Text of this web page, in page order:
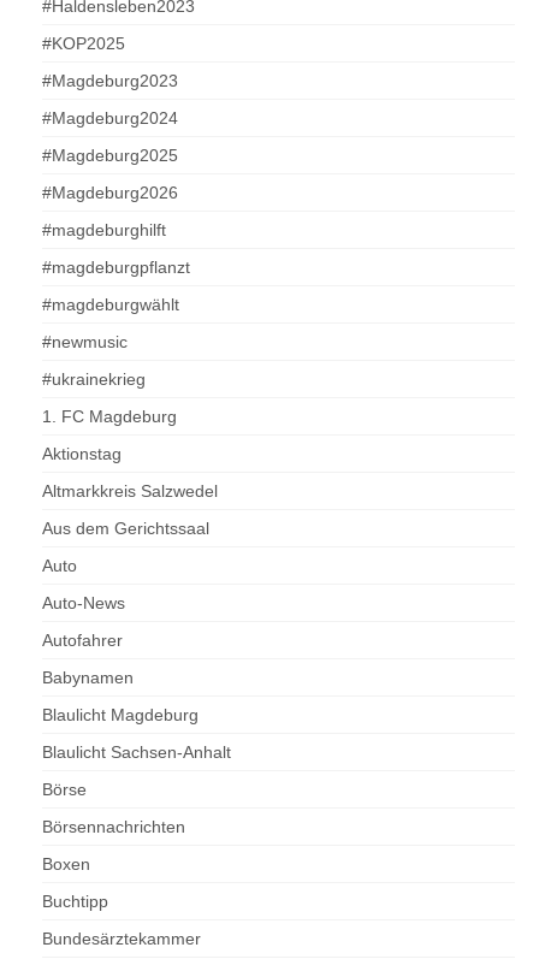
#Haldensleben2023
#KOP2025
#Magdeburg2023
#Magdeburg2024
#Magdeburg2025
#Magdeburg2026
#magdeburghilft
#magdeburgpflanzt
#magdeburgwählt
#newmusic
#ukrainekrieg
1. FC Magdeburg
Aktionstag
Altmarkkreis Salzwedel
Aus dem Gerichtssaal
Auto
Auto-News
Autofahrer
Babynamen
Blaulicht Magdeburg
Blaulicht Sachsen-Anhalt
Börse
Börsennachrichten
Boxen
Buchtipp
Bundesärztekammer